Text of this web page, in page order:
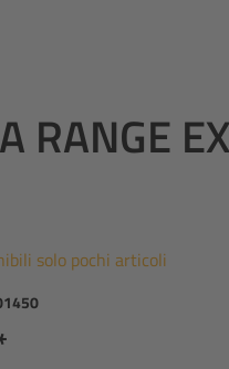
RANGE
solo pochi articoli